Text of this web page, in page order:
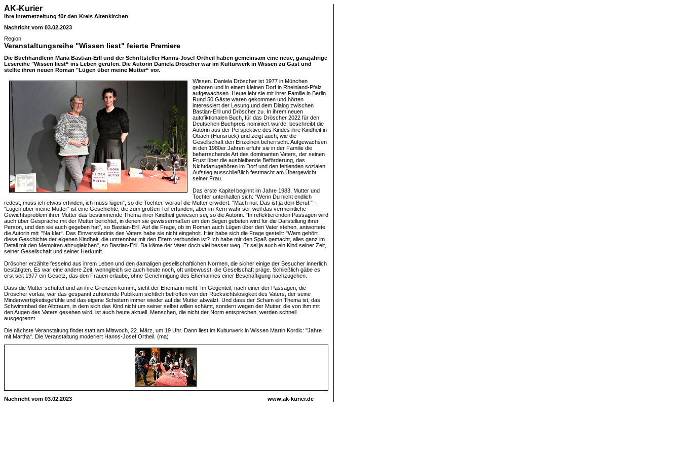
AK-Kurier
Ihre Internetzeitung für den Kreis Altenkirchen
Nachricht vom 03.02.2023
Region
Veranstaltungsreihe "Wissen liest" feierte Premiere
Die Buchhändlerin Maria Bastian-Erll und der Schriftsteller Hanns-Josef Ortheil haben gemeinsam eine neue, ganzjährige
Lesereihe "Wissen liest“ ins Leben gerufen. Die Autorin Daniela Dröscher war im Kulturwerk in Wissen zu Gast und
stellte ihren neuen Roman "Lügen über meine Mutter“ vor.
Wissen. Daniela Dröscher ist 1977 in München
geboren und in einem kleinen Dorf in Rheinland-Pfalz
aufgewachsen. Heute lebt sie mit ihrer Familie in Berlin.
Rund 50 Gäste waren gekommen und hörten
interessiert der Lesung und dem Dialog zwischen
Bastian-Erll und Dröscher zu. In ihrem neuen
autofiktionalen Buch, für das Dröscher 2022 für den
Deutschen Buchpreis nominiert wurde, beschreibt die
Autorin aus der Perspektive des Kindes ihre Kindheit in
Obach (Hunsrück) und zeigt auch, wie die
Gesellschaft den Einzelnen beherrscht. Aufgewachsen
in den 1980er Jahren erfuhr sie in der Familie die
beherrschende Art des dominanten Vaters, der seinen
Frust über die ausbleibende Beförderung, das
Nichtdazugehören im Dorf und den fehlenden sozialen
Aufstieg ausschließlich festmacht am Übergewicht
seiner Frau.
Das erste Kapitel beginnt im Jahre 1983. Mutter und
Tochter unterhalten sich: "Wenn Du nicht endlich
redest, muss ich etwas erfinden, ich muss lügen", so die Tochter, worauf die Mutter erwidert: "Mach nur. Das ist ja dein Beruf." –
"Lügen über meine Mutter" ist eine Geschichte, die zum großen Teil erfunden, aber im Kern wahr sei, weil das vermeintliche
Gewichtsproblem ihrer Mutter das bestimmende Thema ihrer Kindheit gewesen sei, so die Autorin. "In reflektierenden Passagen wird
auch über Gespräche mit der Mutter berichtet, in denen sie gewissermaßen um den Segen gebeten wird für die Darstellung ihrer
Person, und den sie auch gegeben hat", so Bastian-Erll. Auf die Frage, ob im Roman auch Lügen über den Vater stehen, antwortete
die Autorin mit: "Na klar“. Das Einverständnis des Vaters habe sie nicht eingeholt. Hier habe sich die Frage gestellt: "Wem gehört
diese Geschichte der eigenen Kindheit, die untrennbar mit den Eltern verbunden ist? Ich habe mir den Spaß gemacht, alles ganz im
Detail mit den Memoiren abzugleichen", so Bastian-Erll. Da käme der Vater doch viel besser weg. Er sei ja auch ein Kind seiner Zeit,
seiner Gesellschaft und seiner Herkunft.
Dröscher erzählte fesselnd aus ihrem Leben und den damaligen gesellschaftlichen Normen, die sicher einige der Besucher innerlich
bestätigten. Es war eine andere Zeit, wenngleich sie auch heute noch, oft unbewusst, die Gesellschaft präge. Schließlich gäbe es
erst seit 1977 ein Gesetz, das den Frauen erlaube, ohne Genehmigung des Ehemannes einer Beschäftigung nachzugehen.
Dass die Mutter schuftet und an ihre Grenzen kommt, sieht der Ehemann nicht. Im Gegenteil, nach einer der Passagen, die
Dröscher vorlas, war das gespannt zuhörende Publikum sichtlich betroffen von der Rücksichtslosigkeit des Vaters, der seine
Minderwertigkeitsgefühle und das eigene Scheitern immer wieder auf die Mutter abwälzt. Und dass der Scham ein Thema ist, das
Schwimmbad der Albtraum, in dem sich das Kind nicht um seiner selbst willen schämt, sondern wegen der Mutter, die von ihm mit
den Augen des Vaters gesehen wird, ist auch heute aktuell. Menschen, die nicht der Norm entsprechen, werden schnell
ausgegrenzt.
Die nächste Veranstaltung findet statt am Mittwoch, 22. März, um 19 Uhr. Dann liest im Kulturwerk in Wissen Martin Kordic: "Jahre
mit Martha“. Die Veranstaltung moderiert Hanns-Josef Ortheil. (ma)
Nachricht vom 03.02.2023 www.ak-kurier.de